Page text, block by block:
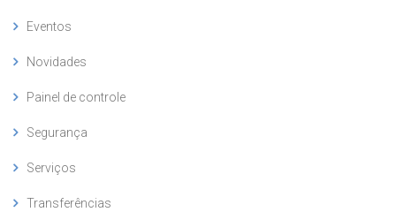
Eventos
Novidades
Painel de controle
Segurança
Serviços
Transferências